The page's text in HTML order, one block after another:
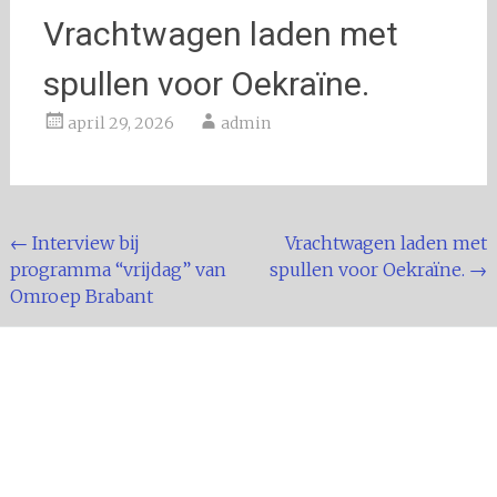
Vrachtwagen laden met
spullen voor Oekraïne.
april 29, 2026 admin
Bericht
navigatie
← Interview bij
programma “vrijdag” van
Omroep Brabant
Vrachtwagen laden met
spullen voor Oekraïne. →